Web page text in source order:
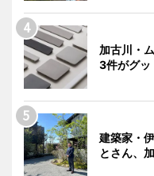
加古川・
3件がグッ
建築家・
とさん、